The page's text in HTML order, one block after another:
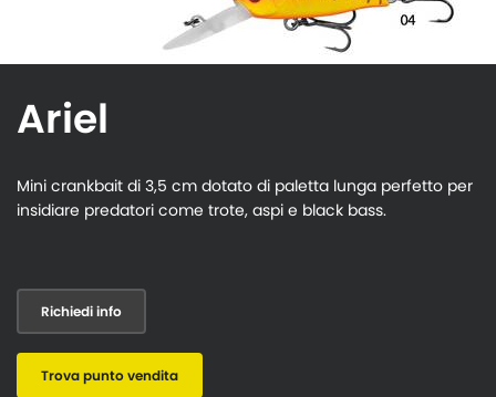
Ariel
Mini crankbait di 3,5 cm dotato di paletta lunga perfetto per
insidiare predatori come trote, aspi e black bass.
Richiedi info
Trova punto vendita